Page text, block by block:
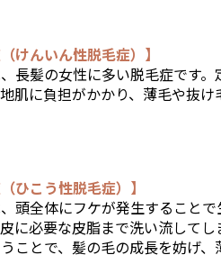
けんいん性脱毛症）】
長髪の女性に多い脱毛症です
肌に負担がかかり、薄毛や抜
ひこう性脱毛症）】
頭全体にフケが発生すること
に必要な皮脂まで洗い流して
ことで、髪の毛の成長を妨げ、